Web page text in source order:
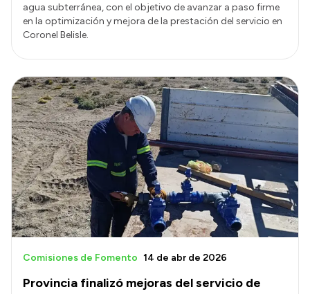
agua subterránea, con el objetivo de avanzar a paso firme
en la optimización y mejora de la prestación del servicio en
Coronel Belisle.
Provincia finalizó mejoras del servicio de
Comisiones de Fomento 14 de abr de 2026